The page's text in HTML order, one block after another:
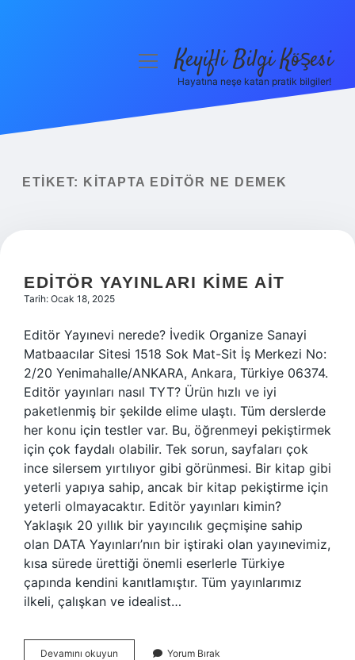
Yasal Uyarı
menüyüKeyifli Bilgi Köşesi
Hayatına neşe katan pratik bilgiler!
ETIKET: KITAPTA EDITÖR NE DEMEK
EDITÖR YAYINLARI KIME AIT
Tarih: Ocak 18, 2025
Editör Yayınevi nerede? İvedik Organize Sanayi
Matbaacılar Sitesi 1518 Sok Mat-Sit İş Merkezi No:
2/20 Yenimahalle/ANKARA, Ankara, Türkiye 06374.
Editör yayınları nasıl TYT? Ürün hızlı ve iyi
paketlenmiş bir şekilde elime ulaştı. Tüm derslerde
her konu için testler var. Bu, öğrenmeyi pekiştirmek
için çok faydalı olabilir. Tek sorun, sayfaları çok
ince silersem yırtılıyor gibi görünmesi. Bir kitap gibi
yeterli yapıya sahip, ancak bir kitap pekiştirme için
yeterli olmayacaktır. Editör yayınları kimin?
Yaklaşık 20 yıllık bir yayıncılık geçmişine sahip
olan DATA Yayınları’nın bir iştiraki olan yayınevimiz,
kısa sürede ürettiği önemli eserlerle Türkiye
çapında kendini kanıtlamıştır. Tüm yayınlarımız
ilkeli, çalışkan ve idealist…
Devamını okuyun Yorum Bırak